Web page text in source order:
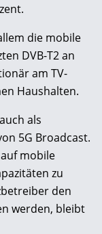
die mobile
DVB-T2 an
am TV-
Haushalten.
als
5G Broadcast.
mobile
zu
den
werden, bleibt